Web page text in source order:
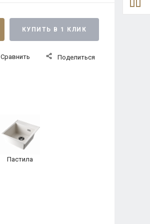
КУПИТЬ В 1 КЛИК
Сравнить Поделиться
Пастила